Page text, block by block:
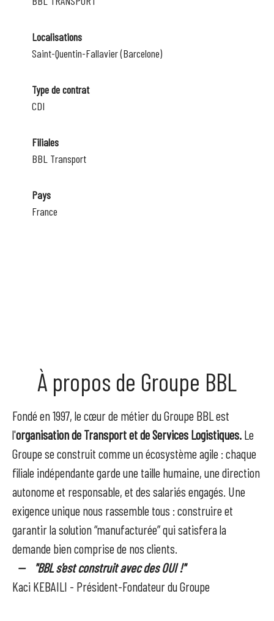
Localisations
Saint-Quentin-Fallavier (Barcelone)
Type de contrat
CDI
Filiales
BBL Transport
Pays
France
À propos de Groupe BBL
Fondé en 1997, le cœur de métier du Groupe BBL est
l'organisation de Transport et de Services Logistiques. Le
Groupe se construit comme un écosystème agile : chaque
filiale indépendante garde une taille humaine, une direction
autonome et responsable, et des salariés engagés. Une
exigence unique nous rassemble tous : construire et
garantir la solution “manufacturée” qui satisfera la
demande bien comprise de nos clients.
-- "BBL s'est construit avec des OUI !"
Kaci KEBAILI - Président-Fondateur du Groupe